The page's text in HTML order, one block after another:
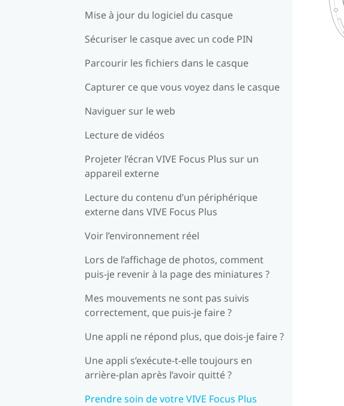
Mise à jour du logiciel du casque
Sécuriser le casque avec un code PIN
Parcourir les fichiers dans le casque
Capturer ce que vous voyez dans le casque
Naviguer sur le web
Lecture de vidéos
Projeter l’écran VIVE Focus Plus sur un
appareil externe
Lecture du contenu d’un périphérique
externe dans VIVE Focus Plus
Voir l’environnement réel
Lors de l’affichage de photos, comment
puis-je revenir à la page des miniatures ?
Mes mouvements ne sont pas suivis
correctement, que puis-je faire ?
Une appli ne répond plus, que dois-je faire ?
Une appli s’exécute-t-elle toujours en
arrière-plan après l’avoir quitté ?
Prendre soin de votre VIVE Focus Plus